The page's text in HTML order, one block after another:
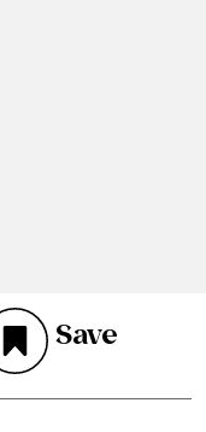
Save